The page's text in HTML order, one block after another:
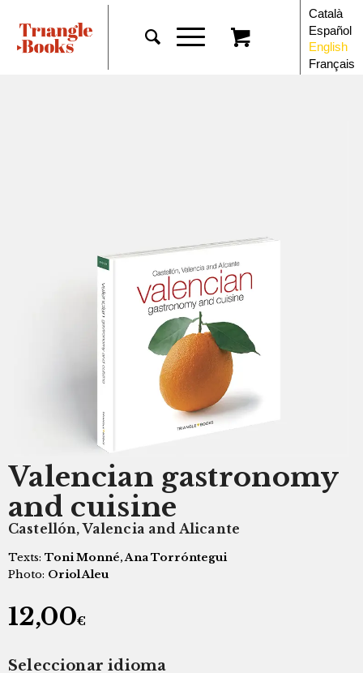
Català
Español
English
Français
Valencian gastronomy
and cuisine
Castellón, Valencia and Alicante
Texts: Toni Monné, Ana Torróntegui
Photo: Oriol Aleu
12,00€
Seleccionar idioma